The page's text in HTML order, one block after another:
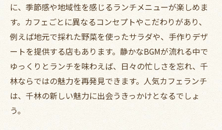
に、季節感や地域性を感じるランチメニューが楽しめま
す。カフェごとに異なるコンセプトやこだわりがあり、
例えば地元で採れた野菜を使ったサラダや、手作りデザ
ートを提供する店もあります。静かなBGMが流れる中で
ゆっくりとランチを味わえば、日々の忙しさを忘れ、千
林ならではの魅力を再発見できます。人気カフェランチ
は、千林の新しい魅力に出会うきっかけとなるでしょ
う。